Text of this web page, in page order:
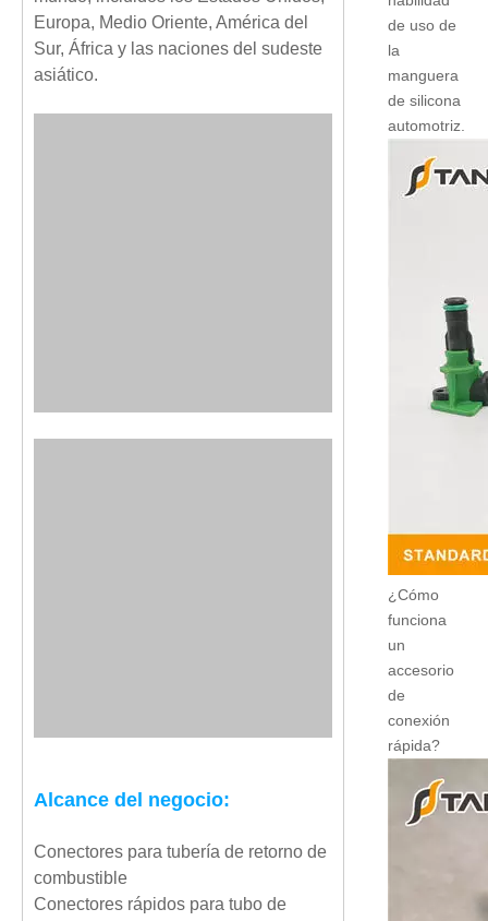
Europa, Medio Oriente, América del
Sur, África y las naciones del sudeste
asiático.
Alcance del negocio:
Conectores para tubería de retorno de
combustible
Conectores rápidos para tubo de
de uso de
la
manguera
de silicona
automotriz.
¿Cómo
funciona
un
accesorio
de
conexión
rápida?